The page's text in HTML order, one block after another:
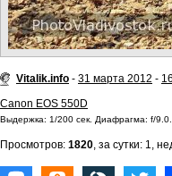
Vitalik.info - 31 марта 2012 -
Canon EOS 550D
Выдержка: 1/200 сек. Диафрагма: f/
Просмотров: 1820, за сутки: 1,